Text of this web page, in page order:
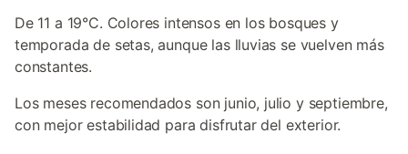
De 11 a 19°C. Colores intensos en los bosques y
temporada de setas, aunque las lluvias se vuelven más
constantes.
Los meses recomendados son junio, julio y septiembre,
con mejor estabilidad para disfrutar del exterior.